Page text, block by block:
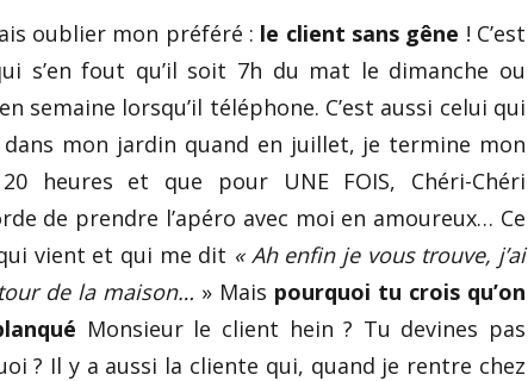
oublier mon préféré : le client sans gêne ! C’est
s’en fout qu’il soit 7h du mat le dimanche ou
semaine lorsqu’il téléphone. C’est aussi celui qui
dans mon jardin quand en juillet, je termine mon
heures et que pour UNE FOIS, Chéri-Chéri
de prendre l’apéro avec moi en amoureux… Ce
vient et qui me dit « Ah enfin je vous trouve, j’ai
de la maison… » Mais pourquoi tu crois qu’on
Monsieur le client hein ? Tu devines pas
? Il y a aussi la cliente qui, quand je rentre chez